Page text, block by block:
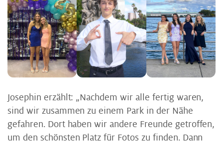
Josephin erzählt: „Nachdem wir alle fertig waren,
sind wir zusammen zu einem Park in der Nähe
gefahren. Dort haben wir andere Freunde getroffen,
um den schönsten Platz für Fotos zu finden. Dann